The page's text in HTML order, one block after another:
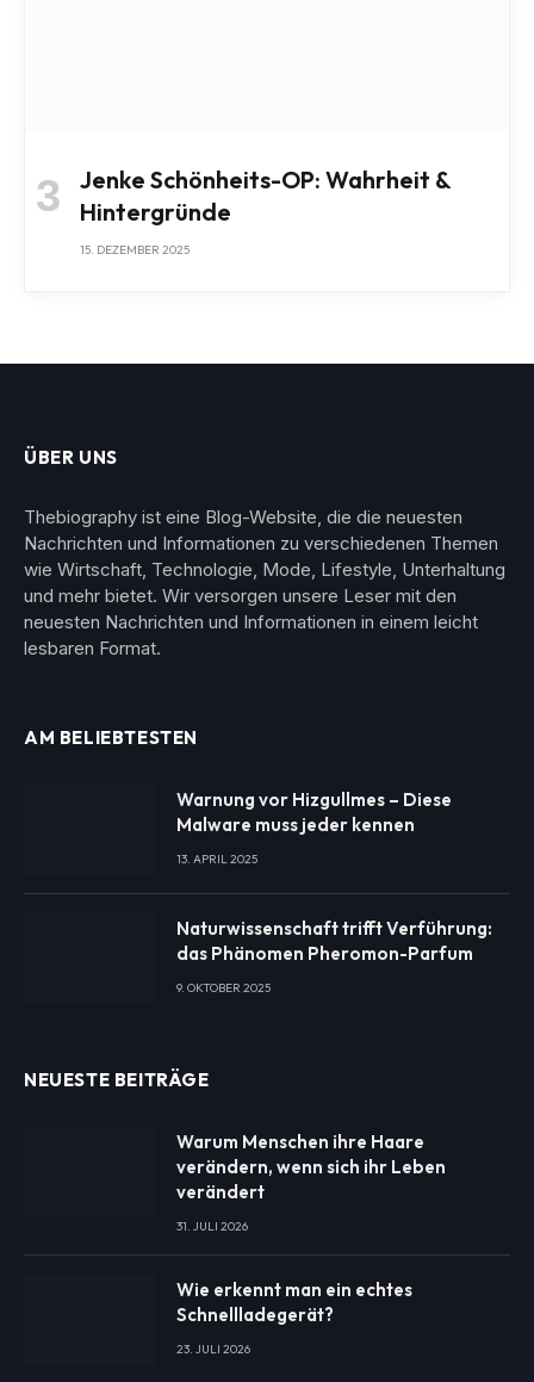
Jenke Schönheits-OP: Wahrheit &
Hintergründe
15. DEZEMBER 2025
ÜBER UNS
Thebiography ist eine Blog-Website, die die neuesten
Nachrichten und Informationen zu verschiedenen Themen
wie Wirtschaft, Technologie, Mode, Lifestyle, Unterhaltung
und mehr bietet. Wir versorgen unsere Leser mit den
neuesten Nachrichten und Informationen in einem leicht
lesbaren Format.
AM BELIEBTESTEN
Warnung vor Hizgullmes – Diese
Malware muss jeder kennen
13. APRIL 2025
Naturwissenschaft trifft Verführung:
das Phänomen Pheromon-Parfum
9. OKTOBER 2025
NEUESTE BEITRÄGE
Warum Menschen ihre Haare
verändern, wenn sich ihr Leben
verändert
31. JULI 2026
Wie erkennt man ein echtes
Schnellladegerät?
23. JULI 2026